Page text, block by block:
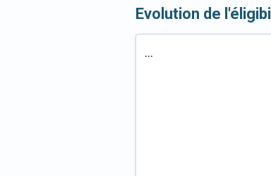
Evolution de
...